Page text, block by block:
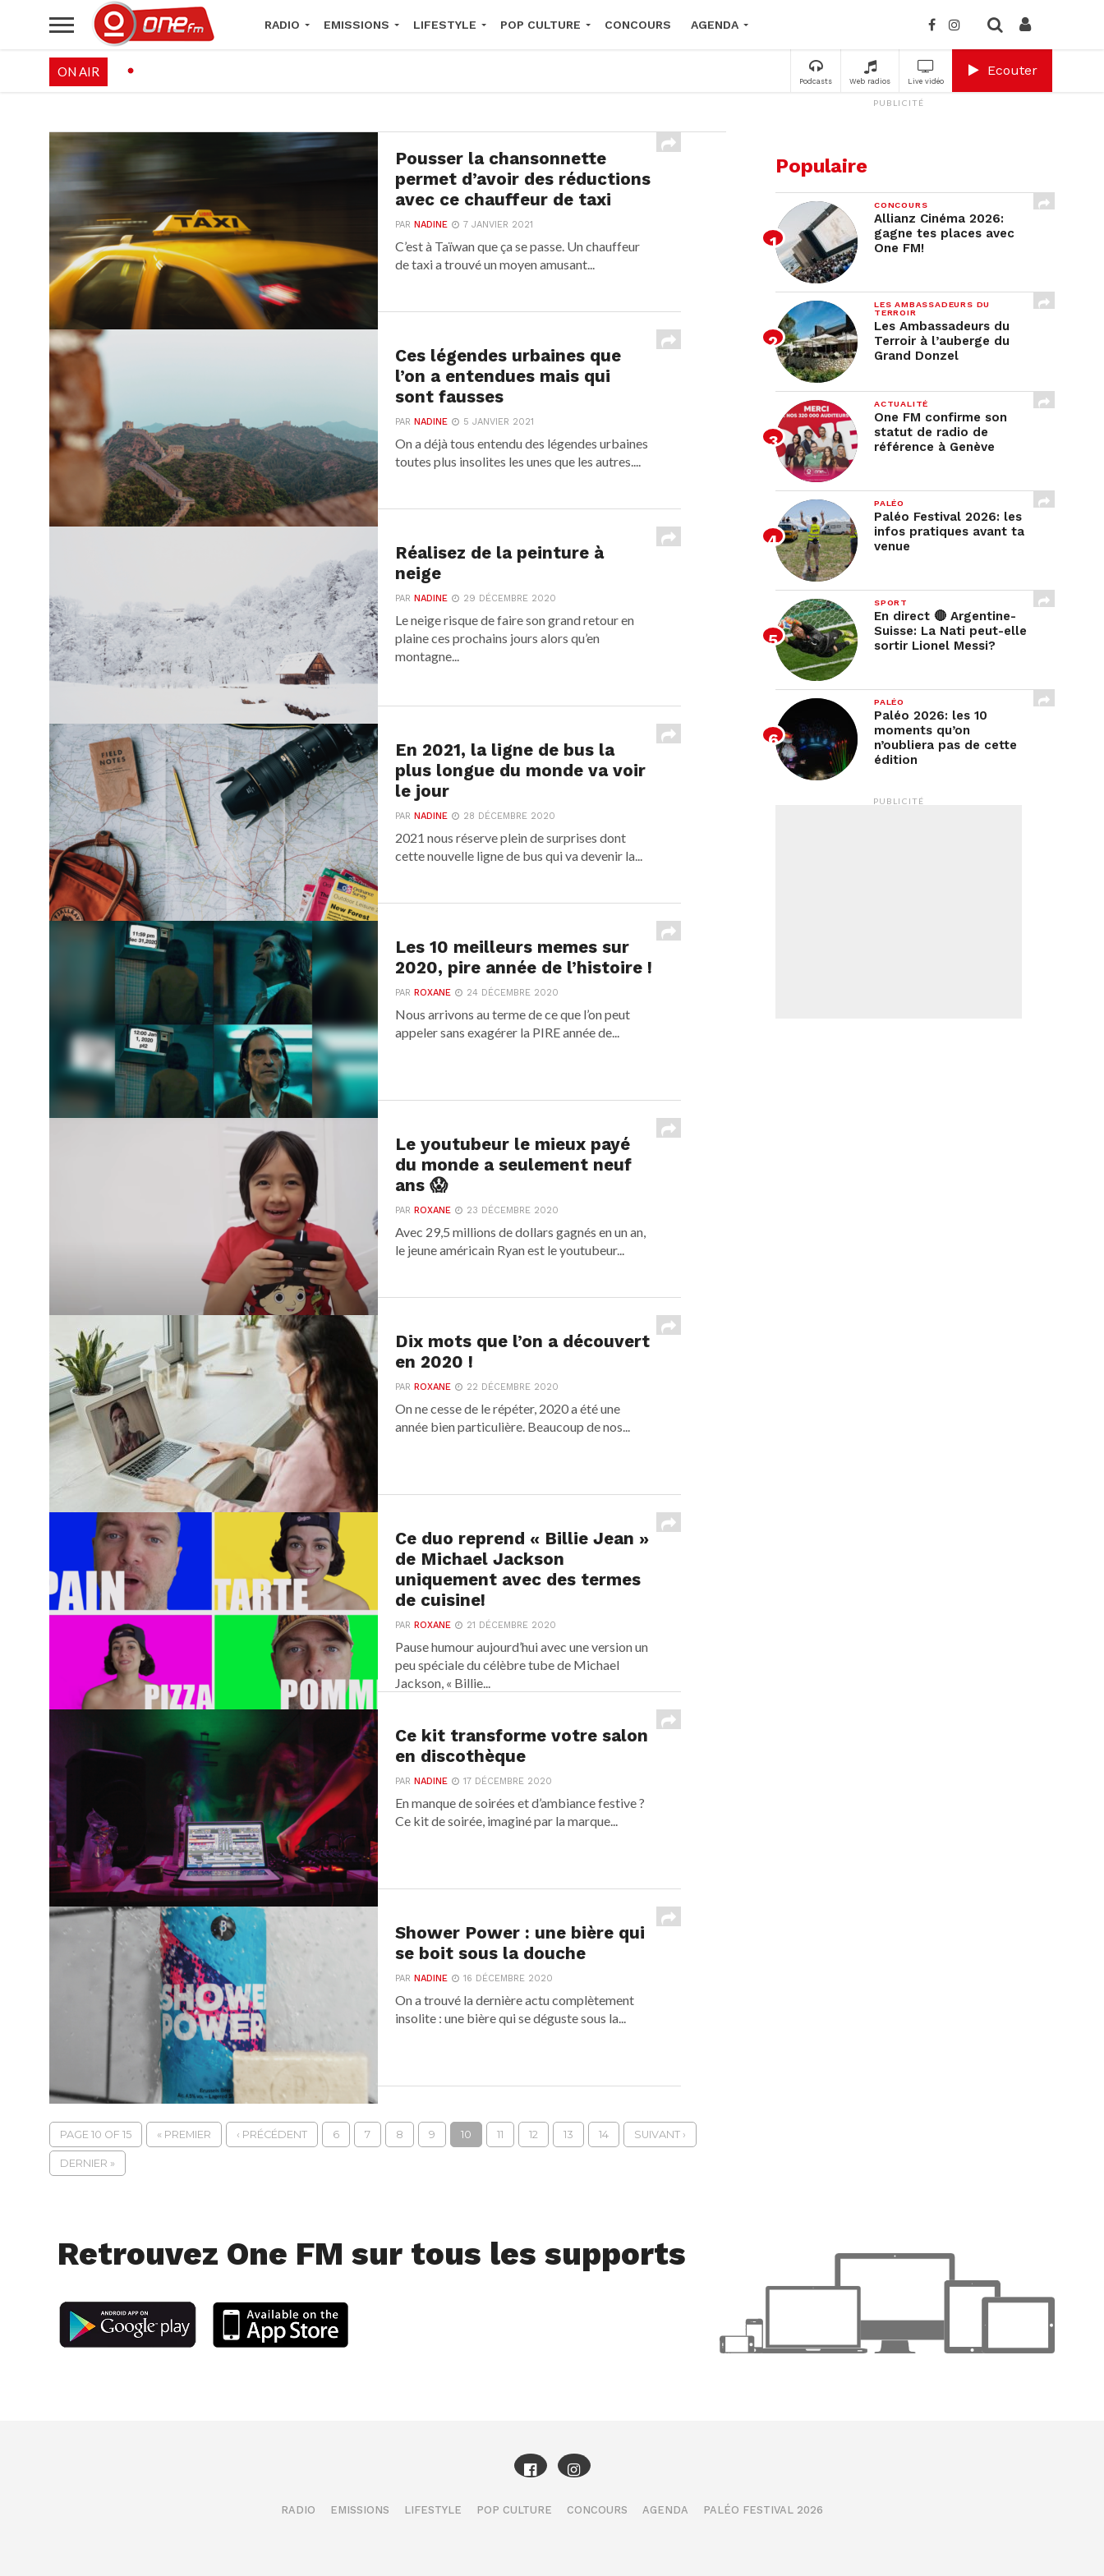
RADIO EMISSIONS LIFESTYLE POP CULTURE CONCOURS AGENDA
Podcasts Web radios Live vidéo
Ecouter
ON AIR
Pousser la chansonnette
permet d’avoir des réductions
avec ce chauffeur de taxi
PARNADINE 7 JANVIER 2021
C’est à Taïwan que ça se passe. Un chauffeur
de taxi a trouvé un moyen amusant...
Ces légendes urbaines que
l’on a entendues mais qui
sont fausses
PARNADINE 5 JANVIER 2021
On a déjà tous entendu des légendes urbaines
toutes plus insolites les unes que les autres....
Réalisez de la peinture à
neige
PARNADINE 29 DÉCEMBRE 2020
Le neige risque de faire son grand retour en
plaine ces prochains jours alors qu’en
montagne...
En 2021, la ligne de bus la
plus longue du monde va voir
le jour
PARNADINE 28 DÉCEMBRE 2020
2021 nous réserve plein de surprises dont
cette nouvelle ligne de bus qui va devenir la...
Les 10 meilleurs memes sur
2020, pire année de l’histoire !
PARROXANE 24 DÉCEMBRE 2020
Nous arrivons au terme de ce que l’on peut
appeler sans exagérer la PIRE année de...
Le youtubeur le mieux payé
du monde a seulement neuf
ans 😱
PARROXANE 23 DÉCEMBRE 2020
Avec 29,5 millions de dollars gagnés en un an,
le jeune américain Ryan est le youtubeur...
Dix mots que l’on a découvert
en 2020 !
PARROXANE 22 DÉCEMBRE 2020
On ne cesse de le répéter, 2020 a été une
année bien particulière. Beaucoup de nos...
Ce duo reprend « Billie Jean »
de Michael Jackson
uniquement avec des termes
de cuisine!
PARROXANE 21 DÉCEMBRE 2020
Pause humour aujourd’hui avec une version un
peu spéciale du célèbre tube de Michael
Jackson, « Billie...
Ce kit transforme votre salon
en discothèque
PARNADINE 17 DÉCEMBRE 2020
En manque de soirées et d’ambiance festive ?
Ce kit de soirée, imaginé par la marque...
Shower Power : une bière qui
se boit sous la douche
PARNADINE 16 DÉCEMBRE 2020
On a trouvé la dernière actu complètement
insolite : une bière qui se déguste sous la...
PAGE 10 OF 15 « PREMIER ‹ PRÉCÉDENT 6 7 8 9 10 11 12 13 14 SUIVANT ›
DERNIER »
PUBLICITÉ
Populaire
CONCOURS
Allianz Cinéma 2026:
gagne tes places avec
One FM!
LES AMBASSADEURS DU
TERROIR
Les Ambassadeurs du
Terroir à l’auberge du
Grand Donzel
ACTUALITÉ
One FM confirme son
statut de radio de
référence à Genève
PALÉO
Paléo Festival 2026: les
infos pratiques avant ta
venue
SPORT
En direct 🔴 Argentine-
Suisse: La Nati peut-elle
sortir Lionel Messi?
PALÉO
Paléo 2026: les 10
moments qu’on
n’oubliera pas de cette
édition
PUBLICITÉ
Retrouvez One FM sur tous les supports
RADIO EMISSIONS LIFESTYLE POP CULTURE CONCOURS AGENDA PALÉO FESTIVAL 2026